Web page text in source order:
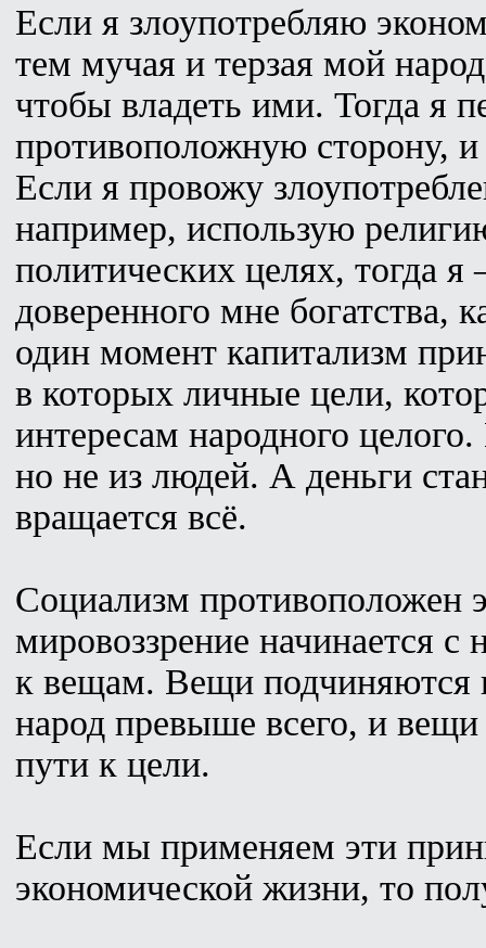
Если я злоупотребляю
тем мучая и терзая мой
чтобы владеть ими. Тогда я
противоположную сторону,
Если я провожу
например, использую
политических целях, тогда я
доверенного мне богатства,
один момент капитализм
в которых личные цели,
интересам народного
но не из людей. А деньги
вращается всё.
Социализм противоположен
мировоззрение начинается с
к вещам. Вещи подчиняются
народ превыше всего, и
пути к цели.
Если мы применяем эти
экономической жизни, то